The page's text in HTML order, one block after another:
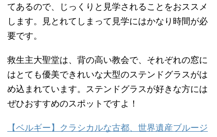
てあるので、じっくりと見学されることをおススメ
します。見とれてしまって見学にはかなり時間が必
要です。
救生主大聖堂は、背の高い教会で、それぞれの窓に
はとても優美できれいな大型のステンドグラスがは
め込まれています。ステンドグラスが好きな方には
ぜひおすすめのスポットですよ！
【ベルギー】クラシカルな古都、世界遺産ブルージ